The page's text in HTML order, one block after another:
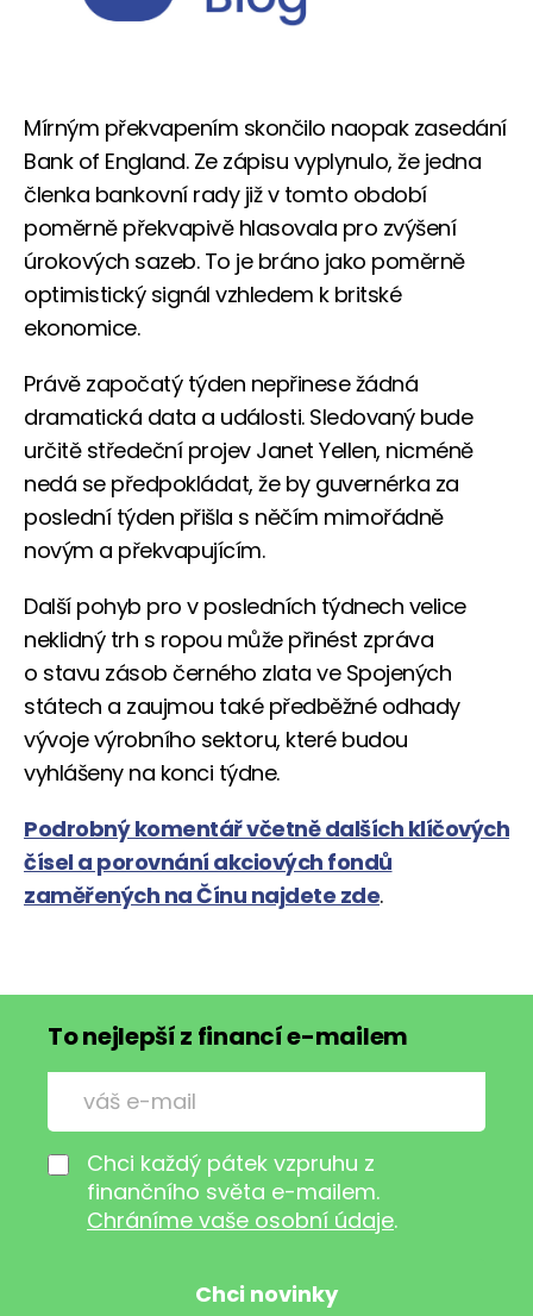
Mírným překvapením skončilo naopak zasedání
Bank of England. Ze zápisu vyplynulo, že jedna
členka bankovní rady již v tomto období
poměrně překvapivě hlasovala pro zvýšení
úrokových sazeb. To je bráno jako poměrně
optimistický signál vzhledem k britské
ekonomice.
Právě započatý týden nepřinese žádná
dramatická data a události. Sledovaný bude
určitě středeční projev Janet Yellen, nicméně
nedá se předpokládat, že by guvernérka za
poslední týden přišla s něčím mimořádně
novým a překvapujícím.
Další pohyb pro v posledních týdnech velice
neklidný trh s ropou může přinést zpráva
o stavu zásob černého zlata ve Spojených
státech a zaujmou také předběžné odhady
vývoje výrobního sektoru, které budou
vyhlášeny na konci týdne.
Podrobný komentář včetně dalších klíčových
čísel a porovnání akciových fondů
zaměřených na Čínu najdete zde.
To nejlepší z financí e-mailem
Chci každý pátek vzpruhu z
finančního světa e-mailem.
Chráníme vaše osobní údaje.